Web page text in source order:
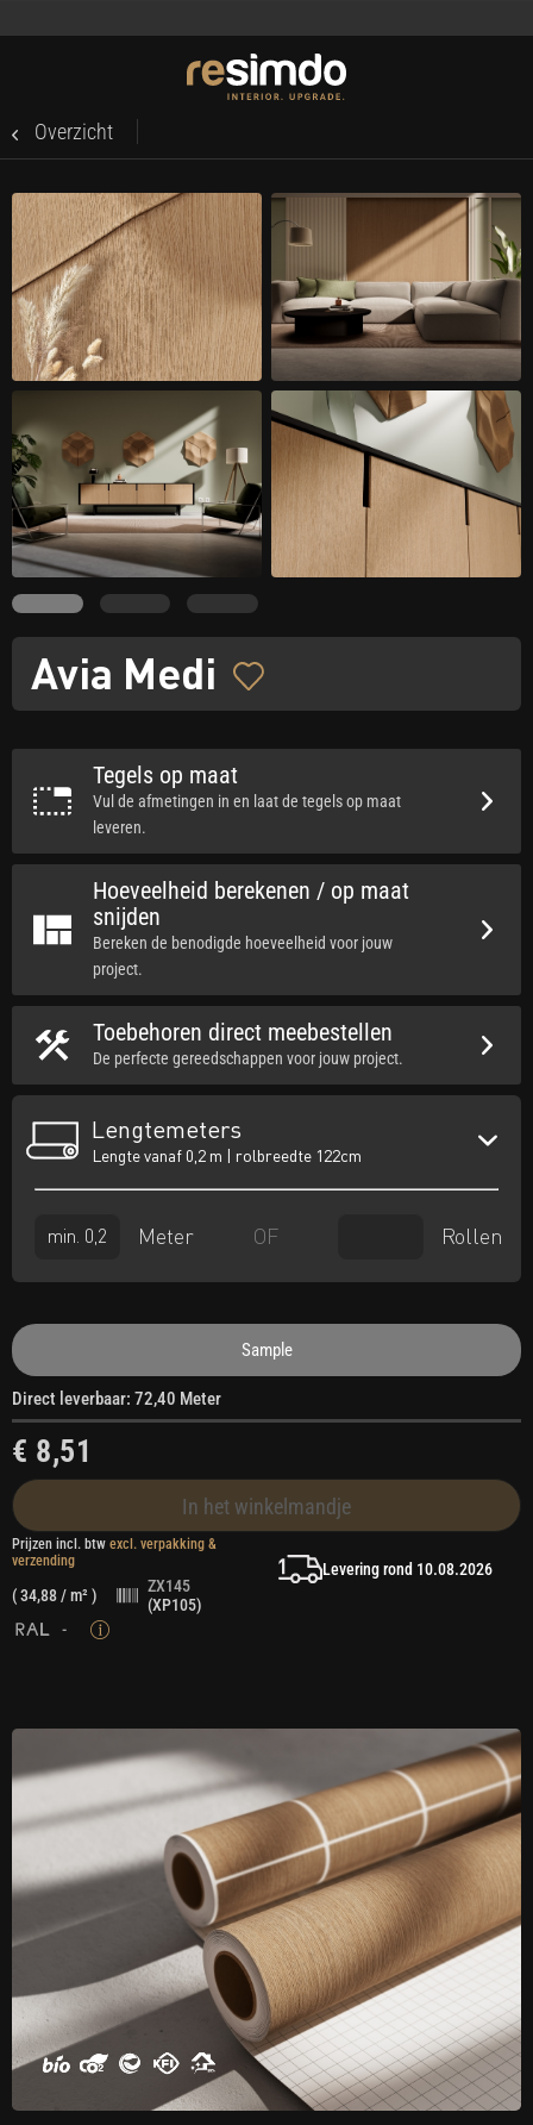
Overzicht
Avia Medi
Tegels op maat
Vul de afmetingen in en laat de tegels op maat
leveren.
Hoeveelheid berekenen / op maat
snijden
Bereken de benodigde hoeveelheid voor jouw
project.
Toebehoren direct meebestellen
De perfecte gereedschappen voor jouw project.
Lengtemeters
Lengte vanaf 0,2 m | rolbreedte 122cm
Meter OF Rollen
Sample
Direct leverbaar: 72,40 Meter
€ 8,51
In het winkelmandje
Prijzen incl. btw excl. verpakking &
verzending
(34,88/ m² )
ZX145
(XP105)
-
Levering rond 10.08.2026